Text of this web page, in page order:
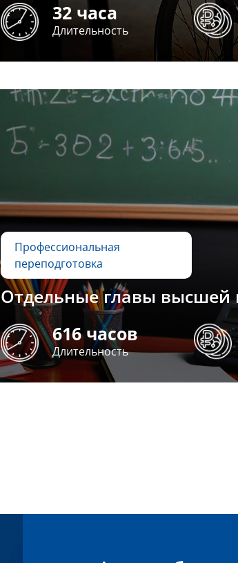
32 часа
Длительность
Профессиональная
переподготовка
Отдельные главы высшей
616 часов
Длительность